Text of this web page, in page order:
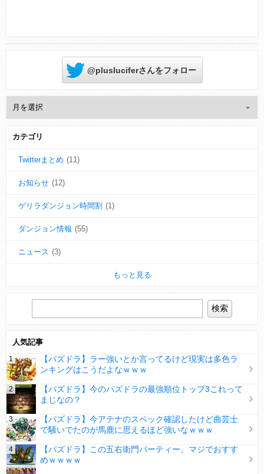
@plusluciferさんをフォロー
カテゴリ
Twitterまとめ (11)
お知らせ (12)
ゲリラダンジョン時間割 (1)
ダンジョン情報 (55)
ニュース (3)
もっと見る
人気記事
【パズドラ】ラー強いとか言ってるけど現実は多色ラ
ンキングはこうだよなｗｗｗ
【パズドラ】今のパズドラの最強順位トップ3これって
まじなの？
【パズドラ】今アテナのスペック確認したけど曲芸士
で騒いでたのが馬鹿に思えるほど強いなｗｗｗ
【パズドラ】この五右衛門パーティー、マジでおすす
めｗｗｗｗ